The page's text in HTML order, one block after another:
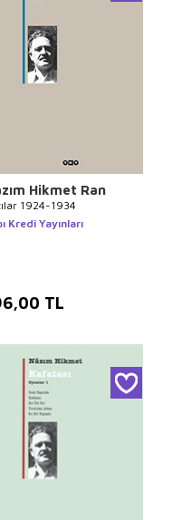
Hikmet Ran
1924-1934
Kredi Yayınları
TL